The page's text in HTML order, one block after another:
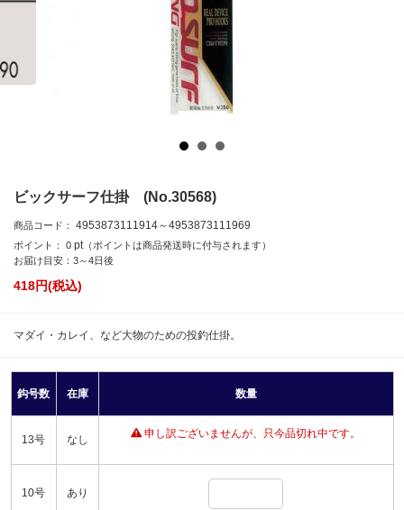
ビックサーフ仕掛 (No.30568)
商品コード： 4953873111914～4953873111969
ポイント： 0 pt （ポイントは商品発送時に付与されます）
お届け目安：3～4日後
418円(税込)
マダイ・カレイ、など大物のための投釣仕掛。
鈎号数 在庫 数量
13号 なし 申し訳ございませんが、只今品切れ中です。
10号 あり